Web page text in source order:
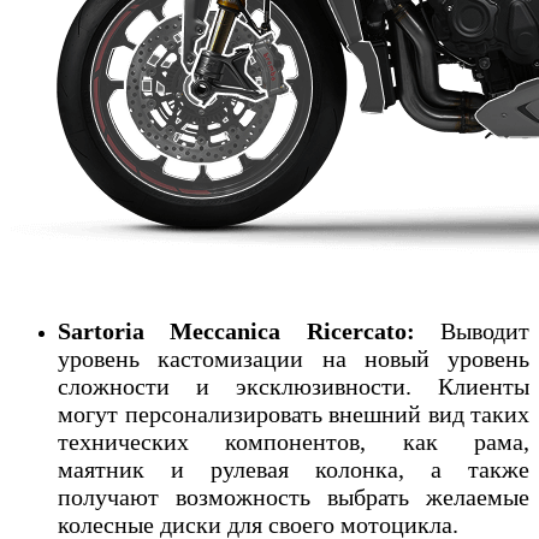
Sartoria Meccanica Ricercato: Выводит
уровень кастомизации на новый уровень
сложности и эксклюзивности. Клиенты
могут персонализировать внешний вид таких
технических компонентов, как рама,
маятник и рулевая колонка, а также
получают возможность выбрать желаемые
колесные диски для своего мотоцикла.